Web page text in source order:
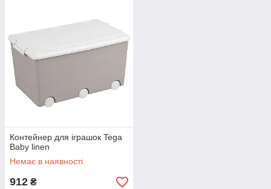
Контейнер для іграшок Tega
Baby linen
Немає в наявності
912 ₴